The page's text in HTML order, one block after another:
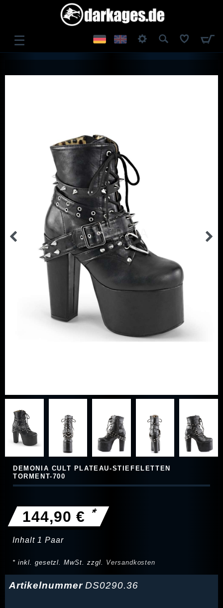
☰
DEMONIA CULT PLATEAU-STIEFELETTEN
TORMENT-700
144,90 € *
Inhalt 1 Paar
* inkl. gesetzl. MwSt. zzgl. Versandkosten
ArtikelnummerDS0290.36